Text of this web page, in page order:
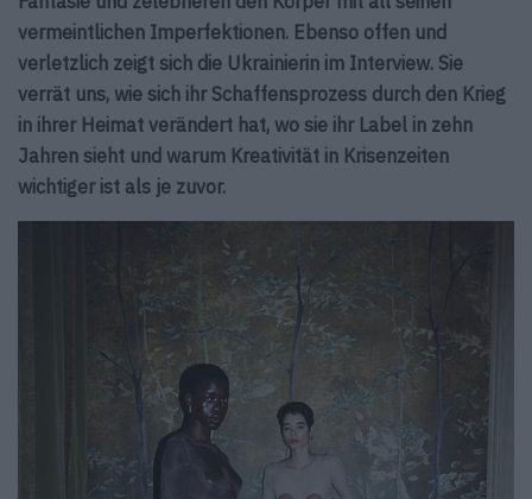
vermeintlichen Imperfektionen. Ebenso offen und
verletzlich zeigt sich die Ukrainierin im Interview. Sie
verrät uns, wie sich ihr Schaffensprozess durch den Krieg
in ihrer Heimat verändert hat, wo sie ihr Label in zehn
Jahren sieht und warum Kreativität in Krisenzeiten
wichtiger ist als je zuvor.